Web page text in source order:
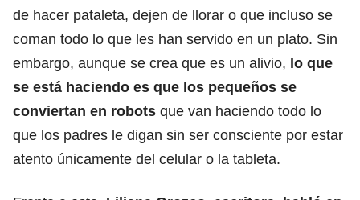
de hacer pataleta, dejen de llorar o que incluso se
coman todo lo que les han servido en un plato. Sin
embargo, aunque se crea que es un alivio, lo que
se está haciendo es que los pequeños se
conviertan en robots que van haciendo todo lo
que los padres le digan sin ser consciente por estar
atento únicamente del celular o la tableta.